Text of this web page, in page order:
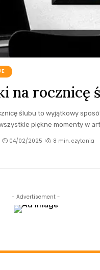
na rocznicę
ślubu to wyjątkowy
piękne momenty w
04/02/2025 8 min. czytania
- Advertisement -